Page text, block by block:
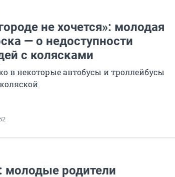
не хочется»: молодая
— о недоступности
с колясками
в некоторые автобусы и троллейбусы
молодые родители